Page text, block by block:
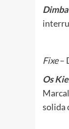
Fixe–
Os
solida